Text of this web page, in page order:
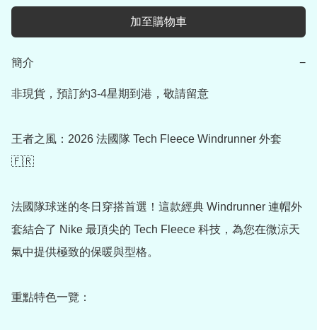
加至購物車
簡介 −
非現貨，預訂約3-4星期到港，敬請留意
王者之風：2026 法國隊 Tech Fleece Windrunner 外套
🇫🇷
法國隊球迷的冬日穿搭首選！這款經典 Windrunner 連帽外
套結合了 Nike 最頂尖的 Tech Fleece 科技，為您在微涼天
氣中提供極致的保暖與型格。
重點特色一覽：